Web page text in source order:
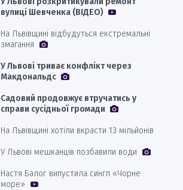
вулиці Шевченка (ВІДЕО)
На Львівщині відбудуться екстремальні
змагання
У Львові триває конфлікт через
Макдональдс
Садовий продовжує втручатись у
справи сусідньої громади
На Львівщині хотіли вкрасти 13 мільйонів
У Львові мешканців позбавили води
Настя Балог випустила сингл «Чорне
море»